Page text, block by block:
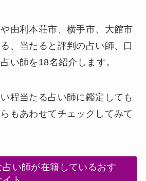
由利本荘市、横手市、大館市
、当たると評判の占い師、口
い師を18名紹介します。
程当たる占い師に鑑定しても
もあわせてチェックしてみて
い師が在籍しているおす